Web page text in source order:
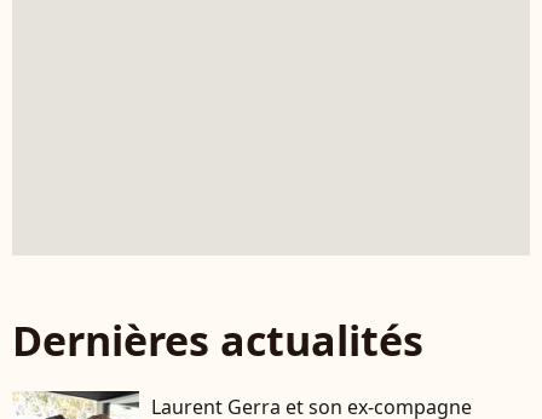
Dernières actualités
Laurent Gerra et son ex-compagne